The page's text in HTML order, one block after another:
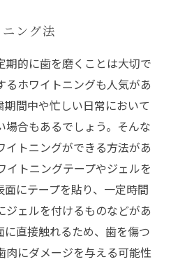
ング法
的に歯を磨くことは大切で
ホワイトニングも人気があ
期間中や忙しい日常において
合もあるでしょう。そんな
イトニングができる方法があ
イトニングテープやジェルを
にテープを貼り、一定時間
ェルを付けるものなどがあ
に直接触れるため、歯を傷つ
肉にダメージを与える可能性